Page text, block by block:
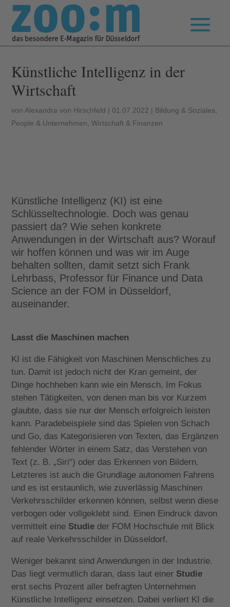
Künstliche Intelligenz in der
Wirtschaft
von Alexandra von Hirschfeld | 01.07.2022 | Bildung & Soziales
People & Unternehmen ,Wirtschaft & Finanzen
Künstliche Intelligenz (KI) ist eine
Schlüsseltechnologie. Doch was genau
passiert da? Wie sehen konkrete
Anwendungen in der Wirtschaft aus? Worauf
wir hoffen können und was wir im Auge
behalten sollten, damit setzt sich Frank
Lehrbass, Professor für Finance und Data
Science an der FOM in Düsseldorf,
auseinander.
Lasst die Maschinen machen
KI ist die Fähigkeit von Maschinen Menschliches zu
tun. Damit ist jedoch nicht der Kran gemeint, der
Dinge hochheben kann wie ein Mensch. Im Fokus
stehen Tätigkeiten, von denen man bis vor Kurzem
glaubte, dass sie nur der Mensch erfolgreich leisten
kann. Paradebeispiele sind das Spielen von Schach
und Go, das Kategorisieren von Texten, das Ergänzen
fehlender Wörter in einem Satz, das Verstehen von
Text (z. B. „Siri“) oder das Erkennen von Bildern.
Letzteres ist auch die Grundlage autonomen Fahrens
und es ist erstaunlich, wie zuverlässig Maschinen
Verkehrsschilder erkennen können, selbst wenn diese
verbogen oder vollgeklebt sind. Einen Eindruck davon
vermittelt eine Studie der FOM Hochschule mit Blick
auf reale Verkehrsschilder in Düsseldorf.
Weniger bekannt sind Anwendungen in der Industrie.
Das liegt vermutlich daran, dass laut einer Studie
erst sechs Prozent aller befragten Unternehmen
Künstliche Intelligenz einsetzen. Dabei verliert KI die